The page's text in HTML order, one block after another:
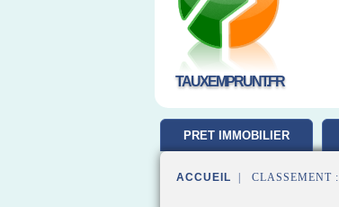
TAUXEMPRUNT.FR
PRET IMMOBILIER
ACCUEIL | CLASSEMENT :